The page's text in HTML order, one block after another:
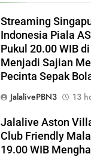
Streaming
Indonesia Piala
Pukul 20.00 WIB
Menjadi Sajian
Pecinta Sepak
JalalivePBN3
13
Jalalive Aston
Club Friendly
19.00 WIB